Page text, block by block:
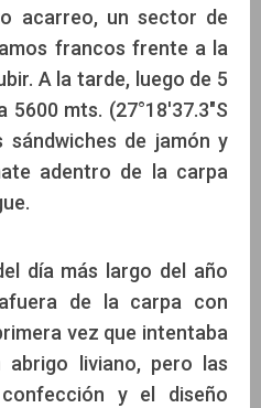
acarreo, un sector de
francos frente a la
A la tarde, luego de 5
5600 mts. (27°18'37.3"S
sándwiches de jamón y
adentro de la carpa
día más largo del año
de la carpa con
vez que intentaba
liviano, pero las
y el diseño